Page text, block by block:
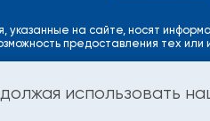
указанные на сайте, носят
предоставления тех
использовать